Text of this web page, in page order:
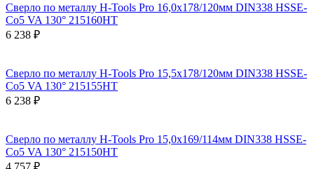
Сверло по металлу H-Tools Pro 16,0x178/120мм DIN338 HSSE-
Co5 VA 130° 215160HT
6 238 ₽
Сверло по металлу H-Tools Pro 15,5x178/120мм DIN338 HSSE-
Co5 VA 130° 215155HT
6 238 ₽
Сверло по металлу H-Tools Pro 15,0x169/114мм DIN338 HSSE-
Co5 VA 130° 215150HT
4 757 ₽